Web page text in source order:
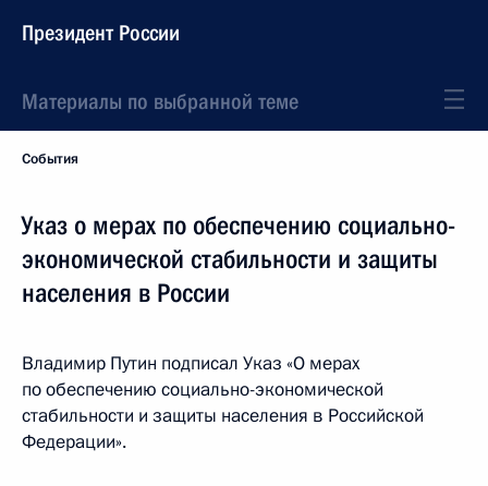
Президент России
Материалы по выбранной теме
События
Указ о мерах по обеспечению социально-
экономической стабильности и защиты
населения в России
Владимир Путин подписал Указ «О мерах
по обеспечению социально-экономической
стабильности и защиты населения в Российской
Федерации».